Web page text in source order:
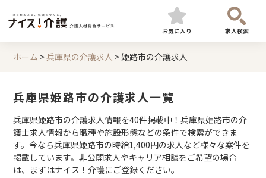
お気に入り 求人検索
ホーム >兵庫県の介護求人 >姫路市の介護求人
兵庫県姫路市の介護求人一覧
兵庫県姫路市の介護求人情報を40件掲載中！兵庫県姫路市の介
護士求人情報から職種や施設形態などの条件で検索ができま
す。今なら兵庫県姫路市の時給1,400円の求人など様々な案件を
掲載しています。非公開求人やキャリア相談をご希望の場合
は、まずはナイス！介護にご登録ください。